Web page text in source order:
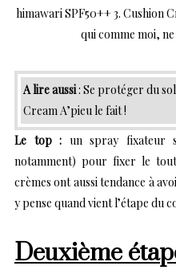
himawari SPF50++ 3. Cushion
qui comme moi,
A lire aussi: Se protéger du
Cream A’pieu le fait !
Le top : un spray fixateur
notamment) pour fixer le
crèmes ont aussi tendance à
y pense quand vient l’étape du
Deuxième